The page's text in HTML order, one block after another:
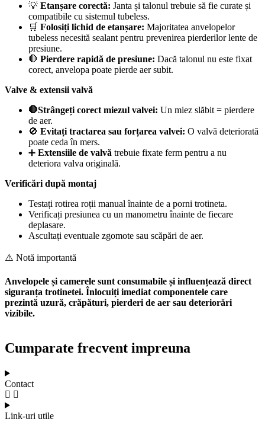
💡 Etanșare corectă: Janta și talonul trebuie să fie curate și
compatibile cu sistemul tubeless.
🛒 Folosiți lichid de etanșare: Majoritatea anvelopelor
tubeless necesită sealant pentru prevenirea pierderilor lente de
presiune.
🛑 Pierdere rapidă de presiune: Dacă talonul nu este fixat
corect, anvelopa poate pierde aer subit.
Valve & extensii valvă
🛑Strângeți corect miezul valvei: Un miez slăbit = pierdere
de aer.
🚫 Evitați tractarea sau forțarea valvei: O valvă deteriorată
poate ceda în mers.
➕ Extensiile de valvă trebuie fixate ferm pentru a nu
deteriora valva originală.
Verificări după montaj
Testați rotirea roții manual înainte de a porni trotineta.
Verificați presiunea cu un manometru înainte de fiecare
deplasare.
Ascultați eventuale zgomote sau scăpări de aer.
⚠️ Notă importantă
Anvelopele și camerele sunt consumabile și influențează direct
siguranța trotinetei. Înlocuiți imediat componentele care
prezintă uzură, crăpături, pierderi de aer sau deteriorări
vizibile.
Cumparate frecvent impreuna
Contact
Link-uri utile